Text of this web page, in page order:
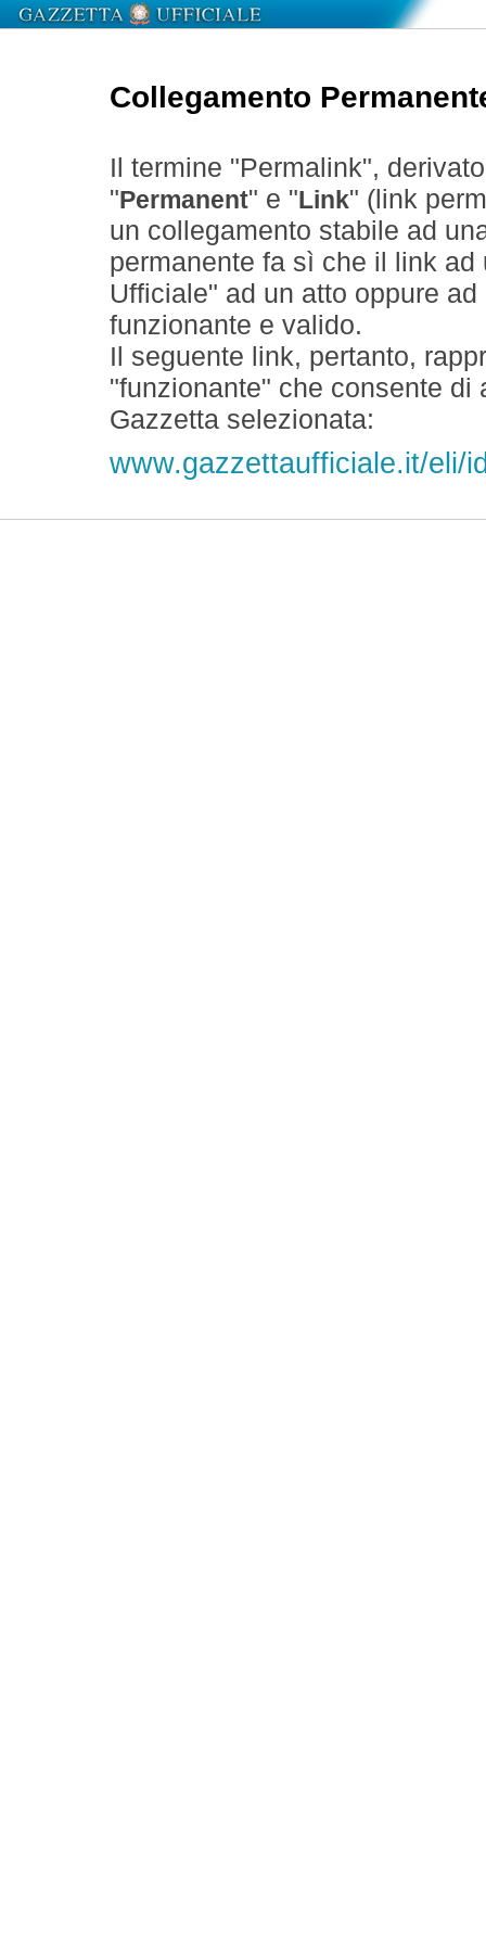
Collegamento
Il termine "Permalink",
" Permanent" e " Link" (link
un collegamento stabile ad
permanente fa sì che il link
Ufficiale" ad un atto oppure
funzionante e valido.
Il seguente link, pertanto,
"funzionante" che consente
Gazzetta selezionata:
www.gazzettaufficiale.it/eli/